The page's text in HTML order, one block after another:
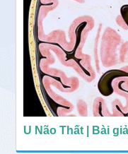
U Não Thất | Bài